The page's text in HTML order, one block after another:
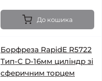
До кошика
Борфреза RapidE R5722
Тип-C D-16мм циліндр зі
сферичним торцем